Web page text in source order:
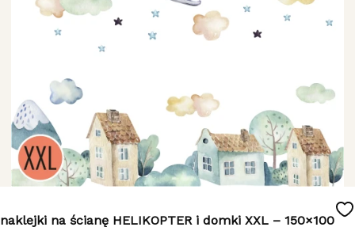
naklejki na ścianę HELIKOPTER i domki XXL – 150×100